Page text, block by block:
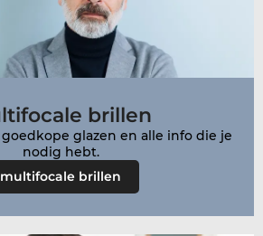
brillen
glazen en alle info die je
nodig hebt.
multifocale brillen